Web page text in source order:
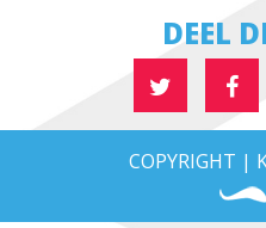
DEEL
COPYRIGHT |